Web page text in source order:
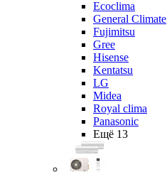
Ecoclima
General Climate
Fujimitsu
Gree
Hisense
Kentatsu
LG
Midea
Royal clima
Panasonic
Ещё 13